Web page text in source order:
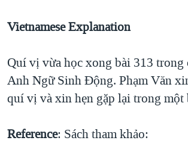
VietnameseExplanation
Quí vị vừa học xong bài 313
Anh Ngữ Sinh Ðộng. Phạm Văn
quí vị và xin hẹn gặp lại trong một
Reference: Sách tham khảo: